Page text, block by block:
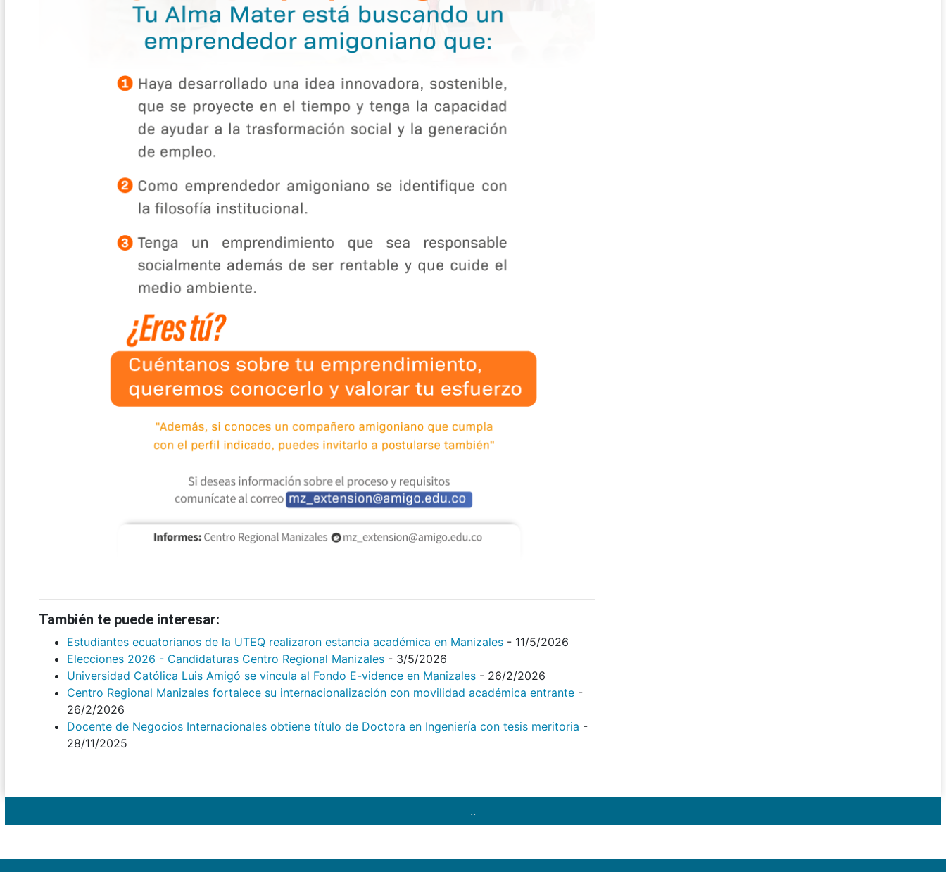
También te puede interesar:
Estudiantes ecuatorianos de la UTEQ realizaron estancia académica en Manizales - 11/5/2026
Elecciones 2026 - Candidaturas Centro Regional Manizales - 3/5/2026
Universidad Católica Luis Amigó se vincula al Fondo E-vidence en Manizales - 26/2/2026
Centro Regional Manizales fortalece su internacionalización con movilidad académica entrante -
26/2/2026
Docente de Negocios Internacionales obtiene título de Doctora en Ingeniería con tesis meritoria -
28/11/2025
..